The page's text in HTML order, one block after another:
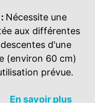
Nécessite une
aux différentes
d'une
(environ 60 cm)
prévue.
En savoir plus